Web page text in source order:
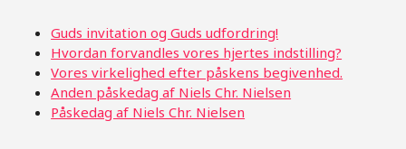
Guds invitation og Guds udfordring!
Hvordan forvandles vores hjertes indstilling?
Vores virkelighed efter påskens begivenhed.
Anden påskedag af Niels Chr. Nielsen
Påskedag af Niels Chr. Nielsen